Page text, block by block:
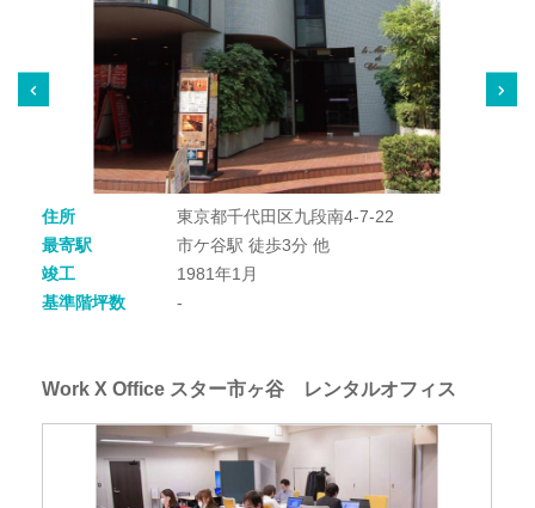
住所
東京都千代田区九段南4-7-22
最寄駅
市ケ谷駅 徒歩3分 他
竣工
1981年1月
基準階坪数
-
Work X Office スター市ヶ谷 レンタルオフィス